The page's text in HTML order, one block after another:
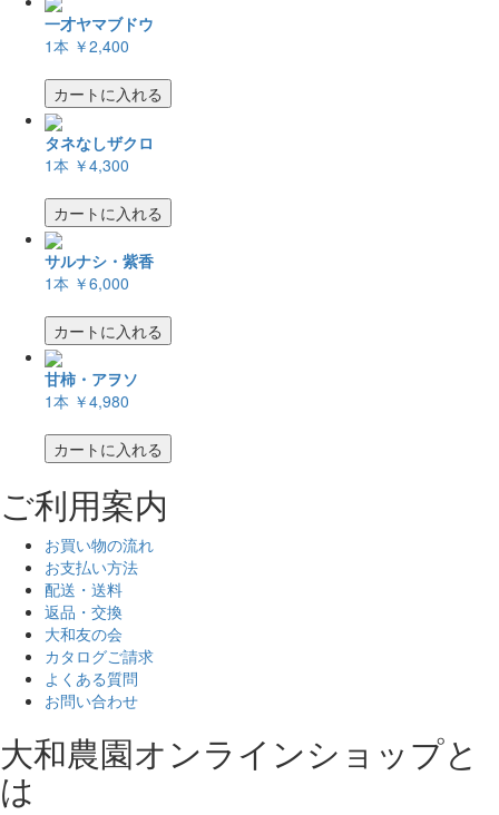
一才ヤマブドウ
1本 ￥2,400
カートに入れる
タネなしザクロ
1本 ￥4,300
カートに入れる
サルナシ・紫香
1本 ￥6,000
カートに入れる
甘柿・アヲソ
1本 ￥4,980
カートに入れる
ご利用案内
お買い物の流れ
お支払い方法
配送・送料
返品・交換
大和友の会
カタログご請求
よくある質問
お問い合わせ
大和農園オンラインショップと
は